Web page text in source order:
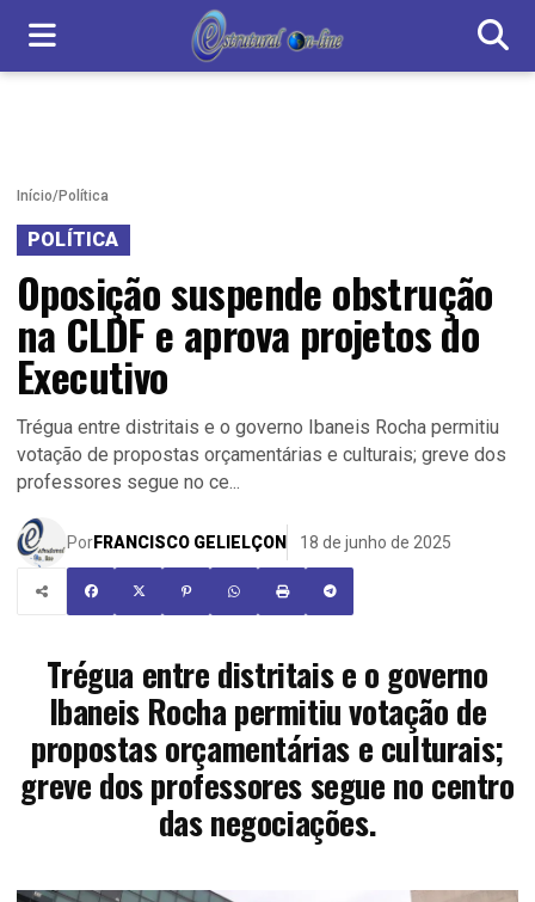
Início/Política
POLÍTICA
Oposição suspende obstrução
na CLDF e aprova projetos do
Executivo
Trégua entre distritais e o governo Ibaneis Rocha permitiu
votação de propostas orçamentárias e culturais; greve dos
professores segue no ce...
PorFRANCISCO GELIELÇON 18 de junho de 2025
Trégua entre distritais e o governo
Ibaneis Rocha permitiu votação de
propostas orçamentárias e culturais;
greve dos professores segue no centro
das negociações.